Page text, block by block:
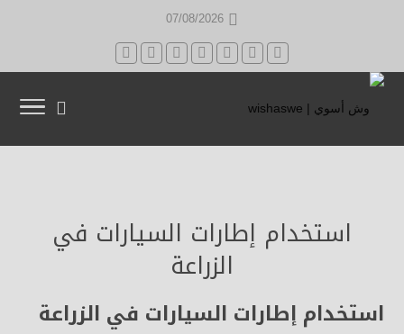
07/08/2026
استخدام إطارات السيارات في
الزراعة
استخدام إطارات السيارات في الزراعة